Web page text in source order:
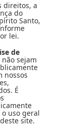
direitos, a
do
Santo,
lei.
de
sejam
nossos
É
uso geral
site.